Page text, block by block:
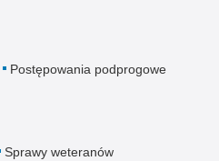
Postępowania podprogowe
Sprawy weteranów